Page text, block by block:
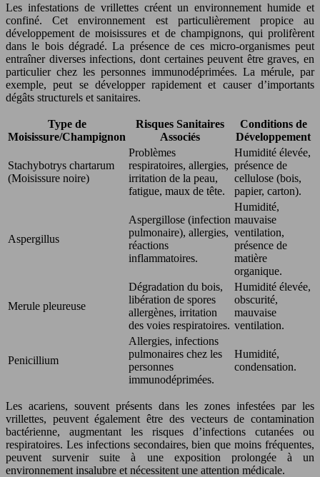
Les infestations de vrillettes créent un environnement humide et
confiné. Cet environnement est particulièrement propice au
développement de moisissures et de champignons, qui prolifèrent
dans le bois dégradé. La présence de ces micro-organismes peut
entraîner diverses infections, dont certaines peuvent être graves, en
particulier chez les personnes immunodéprimées. La mérule, par
exemple, peut se développer rapidement et causer d’importants
dégâts structurels et sanitaires.
Type de
Moisissure/Champignon
Risques Sanitaires
Associés
Conditions de
Développement
Stachybotrys chartarum
(Moisissure noire)
Problèmes
respiratoires, allergies,
irritation de la peau,
fatigue, maux de tête.
Humidité élevée,
présence de
cellulose (bois,
papier, carton).
Aspergillus
Aspergillose (infection
pulmonaire), allergies,
réactions
inflammatoires.
Humidité,
mauvaise
ventilation,
présence de
matière
organique.
Merule pleureuse
Dégradation du bois,
libération de spores
allergènes, irritation
des voies respiratoires.
Humidité élevée,
obscurité,
mauvaise
ventilation.
Penicillium
Allergies, infections
pulmonaires chez les
personnes
immunodéprimées.
Humidité,
condensation.
Les acariens, souvent présents dans les zones infestées par les
vrillettes, peuvent également être des vecteurs de contamination
bactérienne, augmentant les risques d’infections cutanées ou
respiratoires. Les infections secondaires, bien que moins fréquentes,
peuvent survenir suite à une exposition prolongée à un
environnement insalubre et nécessitent une attention médicale.